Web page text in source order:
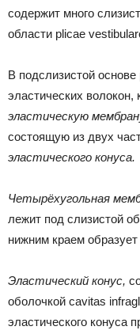
содержит много
области plicae
В подслизистой
эластических
эластическую
состоящую из двух
эластического конуса.
Четырёхугольная
лежит под слизистой
нижним краем
Эластический конус,
оболочкой cavitas
эластического конуса